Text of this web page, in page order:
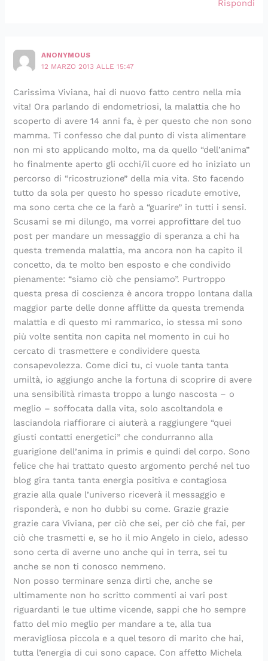
Rispondi
ANONYMOUS
12 MARZO 2013 ALLE 15:47
Carissima Viviana, hai di nuovo fatto centro nella mia
vita! Ora parlando di endometriosi, la malattia che ho
scoperto di avere 14 anni fa, è per questo che non sono
mamma. Ti confesso che dal punto di vista alimentare
non mi sto applicando molto, ma da quello “dell’anima”
ho finalmente aperto gli occhi/il cuore ed ho iniziato un
percorso di “ricostruzione” della mia vita. Sto facendo
tutto da sola per questo ho spesso ricadute emotive,
ma sono certa che ce la farò a “guarire” in tutti i sensi.
Scusami se mi dilungo, ma vorrei approfittare del tuo
post per mandare un messaggio di speranza a chi ha
questa tremenda malattia, ma ancora non ha capito il
concetto, da te molto ben esposto e che condivido
pienamente: “siamo ciò che pensiamo”. Purtroppo
questa presa di coscienza è ancora troppo lontana dalla
maggior parte delle donne afflitte da questa tremenda
malattia e di questo mi rammarico, io stessa mi sono
più volte sentita non capita nel momento in cui ho
cercato di trasmettere e condividere questa
consapevolezza. Come dici tu, ci vuole tanta tanta
umiltà, io aggiungo anche la fortuna di scoprire di avere
una sensibilità rimasta troppo a lungo nascosta – o
meglio – soffocata dalla vita, solo ascoltandola e
lasciandola riaffiorare ci aiuterà a raggiungere “quei
giusti contatti energetici” che condurranno alla
guarigione dell’anima in primis e quindi del corpo. Sono
felice che hai trattato questo argomento perché nel tuo
blog gira tanta tanta energia positiva e contagiosa
grazie alla quale l’universo riceverà il messaggio e
risponderà, e non ho dubbi su come. Grazie grazie
grazie cara Viviana, per ciò che sei, per ciò che fai, per
ciò che trasmetti e, se ho il mio Angelo in cielo, adesso
sono certa di averne uno anche qui in terra, sei tu
anche se non ti conosco nemmeno.
Non posso terminare senza dirti che, anche se
ultimamente non ho scritto commenti ai vari post
riguardanti le tue ultime vicende, sappi che ho sempre
fatto del mio meglio per mandare a te, alla tua
meravigliosa piccola e a quel tesoro di marito che hai,
tutta l’energia di cui sono capace. Con affetto Michela